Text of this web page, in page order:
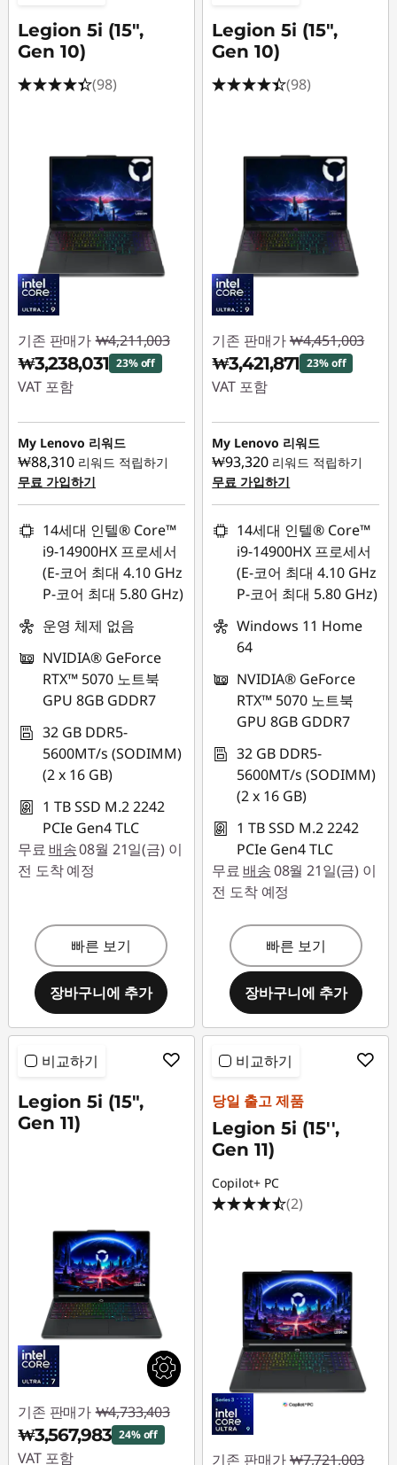
Legion 5i (15",
Gen 10)
(98)
기존 판매가 ₩4,211,003
₩3,238,031 23% off
VAT 포함
즉시 할인: :-
₩972,972
My Lenovo 리워드
₩88,310 리워드 적립하기
무료 가입하기
14세대 인텔® Core™
i9-14900HX 프로세서
(E-코어 최대 4.10 GHz
P-코어 최대 5.80 GHz)
운영 체제 없음
NVIDIA® GeForce
RTX™ 5070 노트북
GPU 8GB GDDR7
32 GB DDR5-
5600MT/s (SODIMM)
(2 x 16 GB)
1 TB SSD M.2 2242
PCIe Gen4 TLC
무료 배송08월 21일(금) 이
전 도착 예정
빠른 보기
장바구니에 추가
Legion 5i (15",
Gen 10)
(98)
기존 판매가 ₩4,451,003
₩3,421,871 23% off
VAT 포함
즉시 할인: :-
₩1,029,132
My Lenovo 리워드
₩93,320 리워드 적립하기
무료 가입하기
14세대 인텔® Core™
i9-14900HX 프로세서
(E-코어 최대 4.10 GHz
P-코어 최대 5.80 GHz)
Windows 11 Home
64
NVIDIA® GeForce
RTX™ 5070 노트북
GPU 8GB GDDR7
32 GB DDR5-
5600MT/s (SODIMM)
(2 x 16 GB)
1 TB SSD M.2 2242
PCIe Gen4 TLC
무료 배송08월 21일(금) 이
전 도착 예정
빠른 보기
장바구니에 추가
비교하기
Legion 5i (15",
Gen 11)
기존 판매가 ₩4,733,403
₩3,567,983 24% off
VAT 포함
비교하기
당일 출고 제품
Legion 5i (15'',
Gen 11)
Copilot+ PC
(2)
기존 판매가 ₩7,721,003